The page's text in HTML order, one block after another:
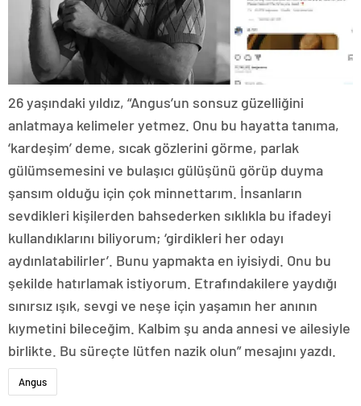
26 yaşındaki yıldız, “Angus’un sonsuz güzelliğini
anlatmaya kelimeler yetmez. Onu bu hayatta tanıma,
‘kardeşim’ deme, sıcak gözlerini görme, parlak
gülümsemesini ve bulaşıcı gülüşünü görüp duyma
şansım olduğu için çok minnettarım. İnsanların
sevdikleri kişilerden bahsederken sıklıkla bu ifadeyi
kullandıklarını biliyorum; ‘girdikleri her odayı
aydınlatabilirler’. Bunu yapmakta en iyisiydi. Onu bu
şekilde hatırlamak istiyorum. Etrafındakilere yaydığı
sınırsız ışık, sevgi ve neşe için yaşamın her anının
kıymetini bileceğim. Kalbim şu anda annesi ve ailesiyle
birlikte. Bu süreçte lütfen nazik olun” mesajını yazdı.
Angus